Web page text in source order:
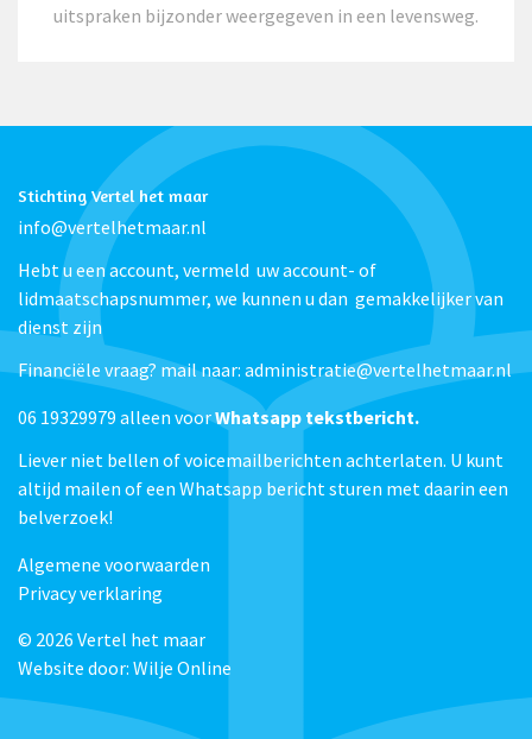
uitspraken bijzonder weergegeven in een levensweg.
Stichting Vertel het maar
info@vertelhetmaar.nl
Hebt u een account, vermeld uw account- of
lidmaatschapsnummer, we kunnen u dan gemakkelijker van
dienst zijn
Financiële vraag? mail naar: administratie@vertelhetmaar.nl
06 19329979 alleen voorWhatsapp tekstbericht.
Liever niet bellen of voicemailberichten achterlaten. U kunt
altijd mailen of een Whatsapp bericht sturen met daarin een
belverzoek!
Algemene voorwaarden
Privacy verklaring
© 2026 Vertel het maar
Website door: Wilje Online